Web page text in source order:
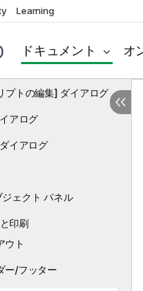
Learning
ドキュメント オ
ンド
ティ: 基本設定
テータス バー
プトの編集] ダイアログ
アログ
イアログ
ェクト パネル
印刷
ウト
ー/フッター